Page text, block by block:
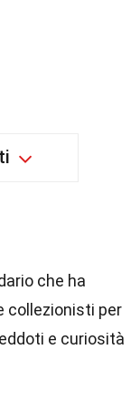
che ha
collezionisti per
e curiosità